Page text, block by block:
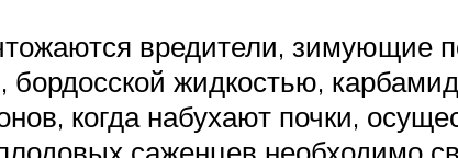
вредители, зимующие
жидкостью,
когда набухают почки,
саженцев необходимо